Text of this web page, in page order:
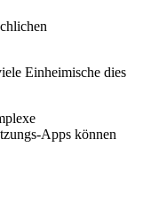
Einheimische dies
Apps können